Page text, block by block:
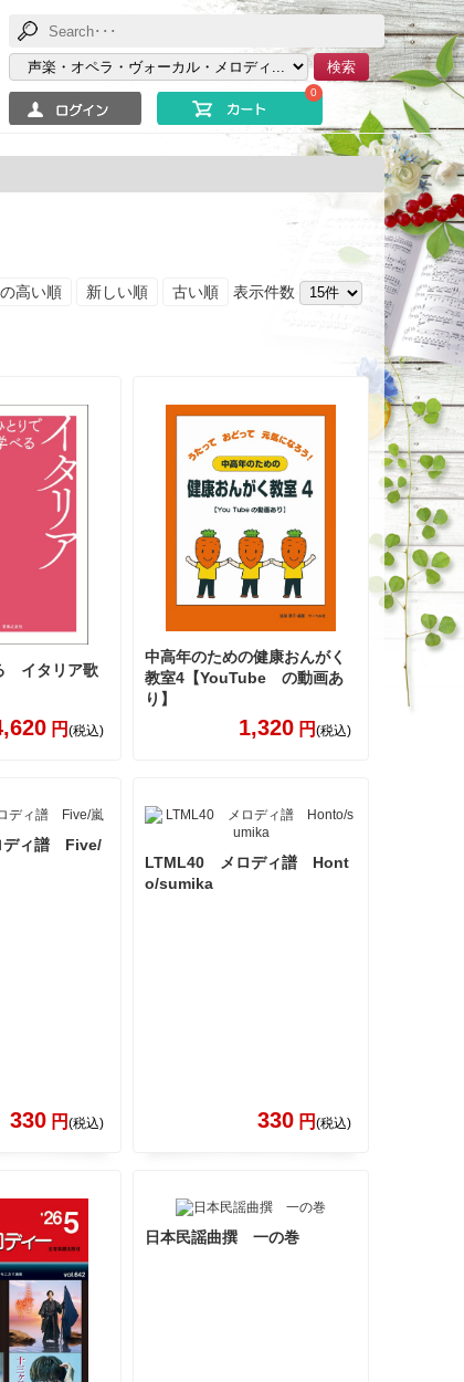
検索
0
高い順 新しい順 古い順 表示件数
イタリア歌
円 (税込)
中高年のための健康おんがく
教室4【YouTube の動画あ
り】
1,320 円 (税込)
ィ譜 Five/
330 円 (税込)
LTML40 メロディ譜 Hont
o/sumika
330 円 (税込)
日本民謡曲撰 一の巻